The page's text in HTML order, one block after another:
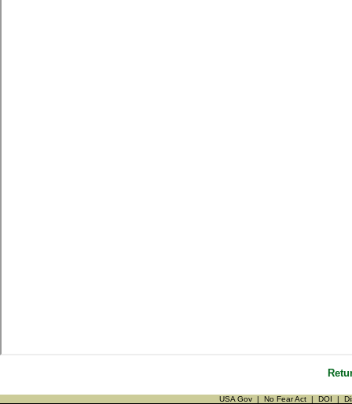
USA Gov | No Fear Act | DOI |